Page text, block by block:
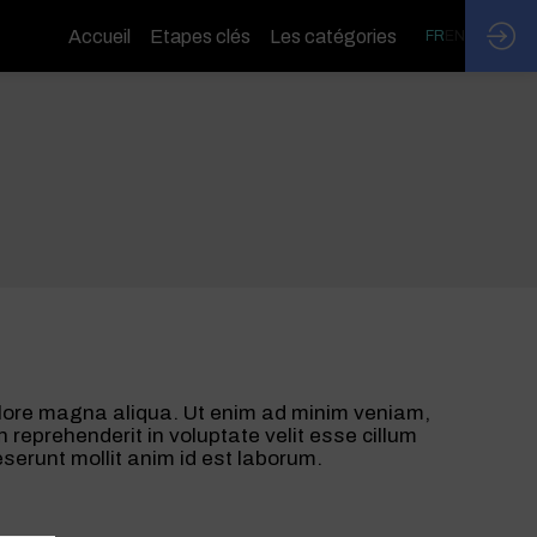
Accueil Etapes clés Les catégories FR
magna aliqua. Ut enim ad minim veniam,
reprehenderit in voluptate velit esse cillum
mollit anim id est laborum.